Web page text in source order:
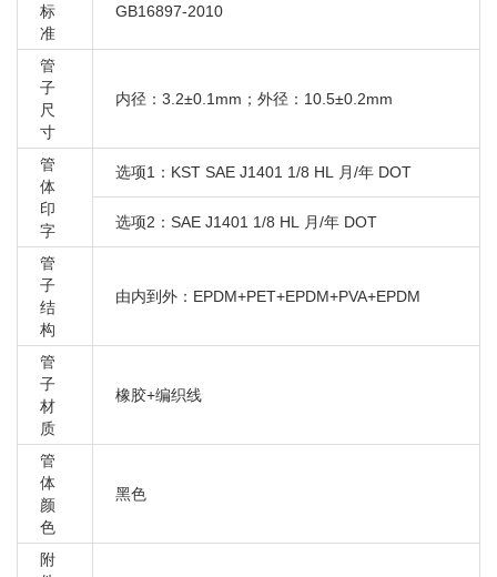
标
准
GB16897-2010
管
子
尺
寸
内径：3.2±0.1mm；外径：10.5±0.2mm
管
体
印
字
选项1：KST SAE J1401 1/8 HL 月/年 DOT
选项2：SAE J1401 1/8 HL 月/年 DOT
管
子
结
构
由内到外：EPDM+PET+EPDM+PVA+EPDM
管
子
材
质
橡胶+编织线
管
体
颜
色
黑色
附